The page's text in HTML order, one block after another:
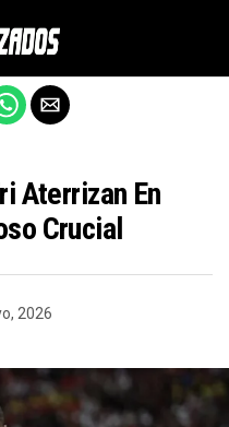
Aterrizan En
Crucial
2026
móvil